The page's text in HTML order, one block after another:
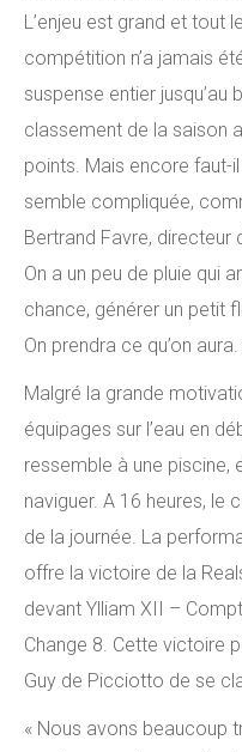
L’enjeu est grand et tout
compétition n’a jamais
suspense entier jusqu’au
classement de la saison
points. Mais encore faut-
semble compliquée,
Bertrand Favre, directeur
On a un peu de pluie qui
chance, générer un petit
On prendra ce qu’on aura.
Malgré la grande
équipages sur l’eau en
ressemble à une piscine,
naviguer. A 16 heures, le
de la journée. La
offre la victoire de la
devant Ylliam XII –
Change 8. Cette victoire
Guy de Picciotto de se
« Nous avons beaucoup